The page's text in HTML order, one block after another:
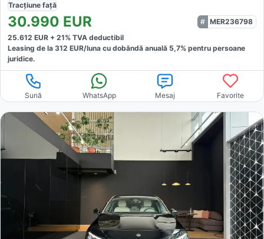
Tracțiune față
30.990 EUR
MER236798
25.612 EUR + 21% TVA deductibil
Leasing de la 312 EUR/luna cu dobăndă anuală 5,7% pentru persoane
juridice.
Sună WhatsApp Mesaj Favorite